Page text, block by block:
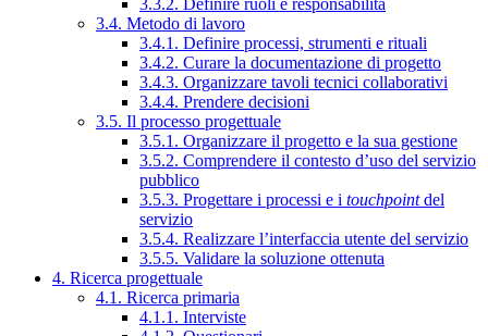
3.3.2. Definire ruoli e responsabilità
3.4. Metodo di lavoro
3.4.1. Definire processi, strumenti e rituali
3.4.2. Curare la documentazione di progetto
3.4.3. Organizzare tavoli tecnici collaborativi
3.4.4. Prendere decisioni
3.5. Il processo progettuale
3.5.1. Organizzare il progetto e la sua gestione
3.5.2. Comprendere il contesto d’uso del servizio
pubblico
3.5.3. Progettare i processi e i touchpointdel
servizio
3.5.4. Realizzare l’interfaccia utente del servizio
3.5.5. Validare la soluzione ottenuta
4. Ricerca progettuale
4.1. Ricerca primaria
4.1.1. Interviste